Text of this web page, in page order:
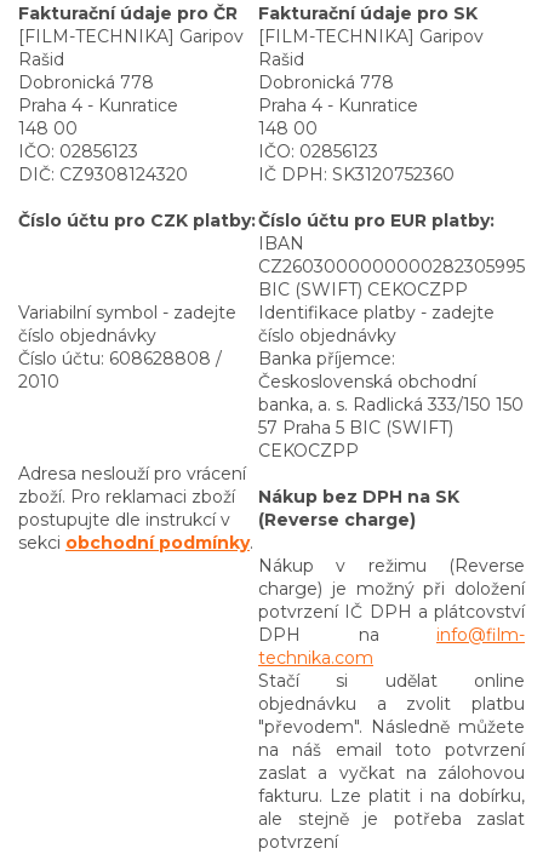
Fakturační údaje pro ČR
Fakturační údaje pro SK
[FILM-TECHNIKA] Garipov
Rašid
Dobronická 778
Praha 4 - Kunratice
148 00
IČO: 02856123
DIČ: CZ9308124320
[FILM-TECHNIKA] Garipov
Rašid
Dobronická 778
Praha 4 - Kunratice
148 00
IČO: 02856123
IČ DPH: SK3120752360
Číslo účtu pro CZK platby:Číslo účtu pro EUR platby:
Variabilní symbol - zadejte
číslo objednávky
Číslo účtu: 608628808 /
2010
IBAN
CZ2603000000000282305995
BIC (SWIFT) CEKOCZPP
Identifikace platby - zadejte
číslo objednávky
Banka příjemce:
Československá obchodní
banka, a. s. Radlická 333/150 150
57 Praha 5 BIC (SWIFT)
CEKOCZPP
Adresa neslouží pro vrácení
zboží. Pro reklamaci zboží
postupujte dle instrukcí v
sekci obchodní podmínky.
Nákup bez DPH na SK
(Reverse charge)
Nákup v režimu (Reverse
charge) je možný při doložení
potvrzení IČ DPH a plátcovství
DPH na info@film-
technika.com
Stačí si udělat online
objednávku a zvolit platbu
"převodem". Následně můžete
na náš email toto potvrzení
zaslat a vyčkat na zálohovou
fakturu. Lze platit i na dobírku,
ale stejně je potřeba zaslat
potvrzení